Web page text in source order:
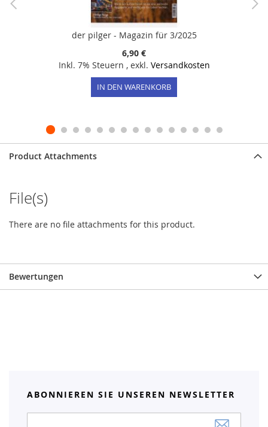
der pilger - Magazin für 3/2025
6,90 €
Inkl. 7% Steuern , exkl. Versandkosten
IN DEN WARENKORB
Product Attachments
File(s)
There are no file attachments for this product.
Bewertungen
ABONNIEREN SIE UNSEREN NEWSLETTER